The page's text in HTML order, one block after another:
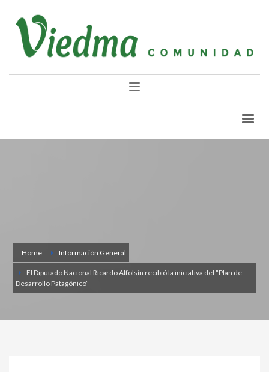
Home Información General
El Diputado Nacional Ricardo Alfolsín recibió la iniciativa del “Plan de
Desarrollo Patagónico”